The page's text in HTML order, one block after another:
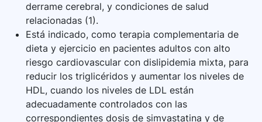
derrame cerebral, y condiciones de salud
relacionadas (1).
Está indicado, como terapia complementaria de
dieta y ejercicio en pacientes adultos con alto
riesgo cardiovascular con dislipidemia mixta, para
reducir los triglicéridos y aumentar los niveles de
HDL, cuando los niveles de LDL están
adecuadamente controlados con las
correspondientes dosis de simvastatina y de